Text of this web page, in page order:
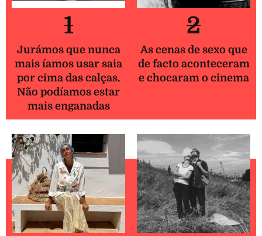
1
Jurámos que nunca
mais íamos usar saia
por cima das calças.
Não podíamos estar
mais enganadas
2
As cenas de sexo que
de facto aconteceram
e chocaram o cinema